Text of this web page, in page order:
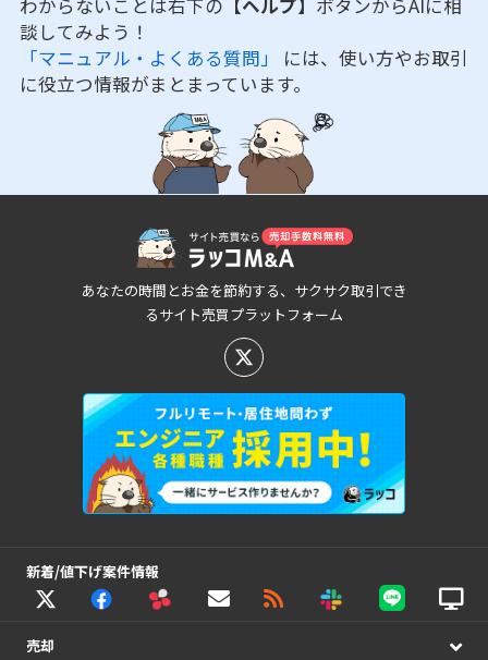
わからないことは右下の 【ヘルプ】 ボタンからAIに相
談してみよう！
「マニュアル・よくある質問」 には、使い方やお取引
に役立つ情報がまとまっています。
あなたの時間とお金を節約する、サクサク取引でき
るサイト売買プラットフォーム
新着/値下げ案件情報
売却